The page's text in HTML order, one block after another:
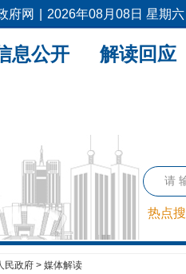
府网 2026年08月08日 星期六
热点
息公开 解读回应
民政府 > 媒体解读